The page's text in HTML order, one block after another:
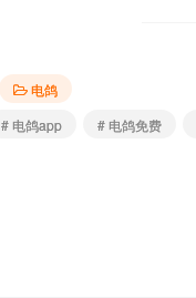
电鸽
# 电鸽app # 电鸽免费